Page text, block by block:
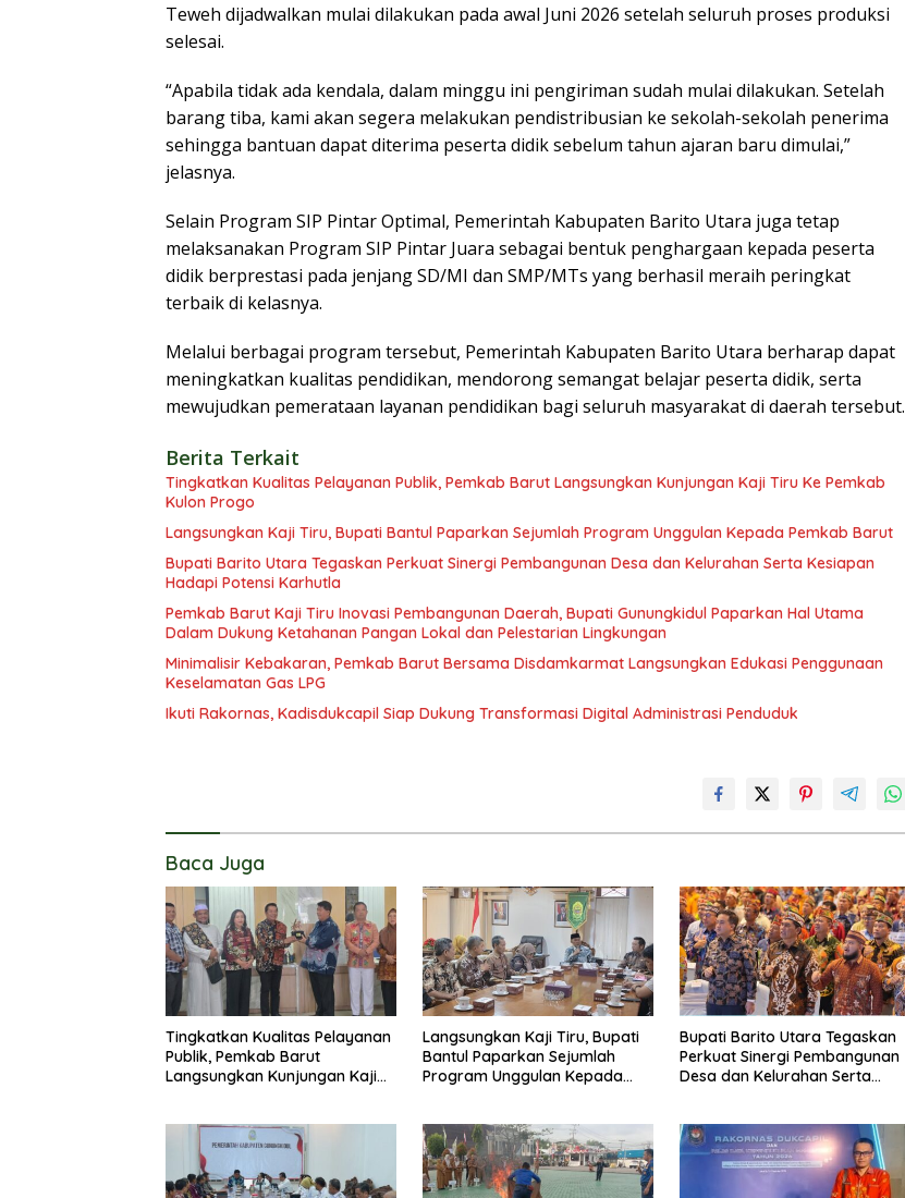
Teweh dijadwalkan mulai dilakukan pada awal Juni 2026 setelah seluruh proses produksi
selesai.
“Apabila tidak ada kendala, dalam minggu ini pengiriman sudah mulai dilakukan. Setelah
barang tiba, kami akan segera melakukan pendistribusian ke sekolah-sekolah penerima
sehingga bantuan dapat diterima peserta didik sebelum tahun ajaran baru dimulai,”
jelasnya.
Selain Program SIP Pintar Optimal, Pemerintah Kabupaten Barito Utara juga tetap
melaksanakan Program SIP Pintar Juara sebagai bentuk penghargaan kepada peserta
didik berprestasi pada jenjang SD/MI dan SMP/MTs yang berhasil meraih peringkat
terbaik di kelasnya.
Melalui berbagai program tersebut, Pemerintah Kabupaten Barito Utara berharap dapat
meningkatkan kualitas pendidikan, mendorong semangat belajar peserta didik, serta
mewujudkan pemerataan layanan pendidikan bagi seluruh masyarakat di daerah tersebut.
Berita Terkait
Tingkatkan Kualitas Pelayanan Publik, Pemkab Barut Langsungkan Kunjungan Kaji Tiru Ke Pemkab
Kulon Progo
Langsungkan Kaji Tiru, Bupati Bantul Paparkan Sejumlah Program Unggulan Kepada Pemkab Barut
Bupati Barito Utara Tegaskan Perkuat Sinergi Pembangunan Desa dan Kelurahan Serta Kesiapan
Hadapi Potensi Karhutla
Pemkab Barut Kaji Tiru Inovasi Pembangunan Daerah, Bupati Gunungkidul Paparkan Hal Utama
Dalam Dukung Ketahanan Pangan Lokal dan Pelestarian Lingkungan
Minimalisir Kebakaran, Pemkab Barut Bersama Disdamkarmat Langsungkan Edukasi Penggunaan
Keselamatan Gas LPG
Ikuti Rakornas, Kadisdukcapil Siap Dukung Transformasi Digital Administrasi Penduduk
Baca Juga
Tingkatkan Kualitas Pelayanan
Publik, Pemkab Barut
Langsungkan Kunjungan Kaji
Langsungkan Kaji Tiru, Bupati
Bantul Paparkan Sejumlah
Program Unggulan Kepada
Bupati Barito Utara Tegaskan
Perkuat Sinergi Pembangunan
Desa dan Kelurahan Serta